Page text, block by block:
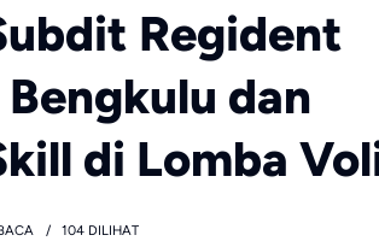
Regident
dan
di Lomba
104 DILIHAT